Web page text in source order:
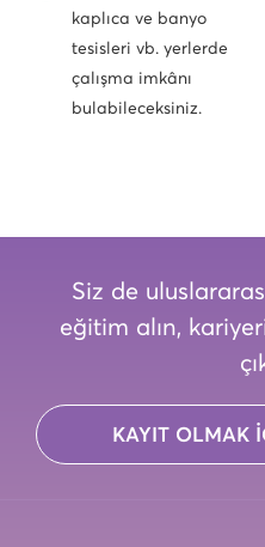
kaplıca ve banyo
tesisleri vb. yerlerde
çalışma imkânı
bulabileceksiniz.
Siz de
eğitim alın,
KAYIT OLMAK